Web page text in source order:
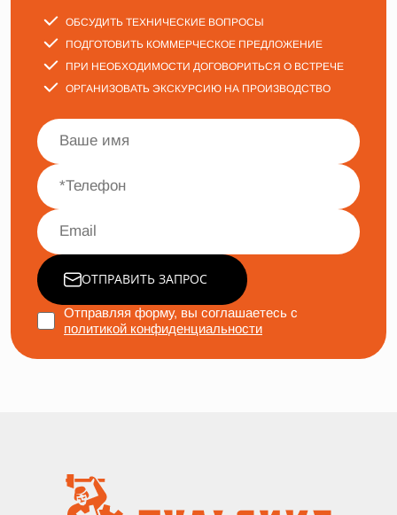
ОБСУДИТЬ ТЕХНИЧЕСКИЕ ВОПРОСЫ
ПОДГОТОВИТЬ КОММЕРЧЕСКОЕ ПРЕДЛОЖЕНИЕ
ПРИ НЕОБХОДИМОСТИ ДОГОВОРИТЬСЯ О ВСТРЕЧЕ
ОРГАНИЗОВАТЬ ЭКСКУРСИЮ НА ПРОИЗВОДСТВО
ОТПРАВИТЬ ЗАПРОС
Отправляя форму, вы соглашаетесь с
политикой конфиденциальности